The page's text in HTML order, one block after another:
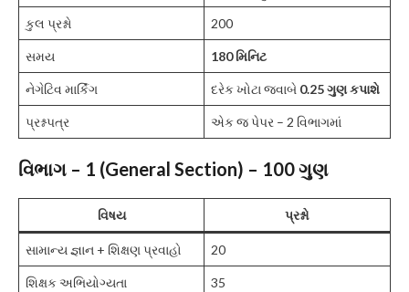
કુલ પ્રશ્નો 200
સમય 180 મિનિટ
નેગેટિવ માર્કિંગ દરેક ખોટા જવાબે 0.25 ગુણ કપાશે
પ્રશ્નપત્ર એક જ પેપર – 2 વિભાગમાં
વિભાગ – 1 (General Section) – 100 ગુણ
વિષય પ્રશ્નો
સામાન્ય જ્ઞાન + શિક્ષણ પ્રવાહો 20
શિક્ષક અભિયોગ્યતા 35